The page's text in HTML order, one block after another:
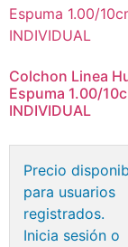
Colchon Linea
Espuma 1.00/
INDIVIDUAL
Precio
para usuarios
registrados.
Inicia sesión o